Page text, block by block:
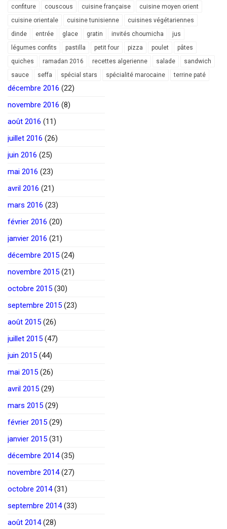
confiture couscous cuisine française
cuisine moyen orient
cuisine orientale
cuisine tunisienne
cuisines végétariennes
dinde
entrée glace gratin invités choumicha
jus
légumes confits
pastilla petit four pizza poulet
pâtes
quiches
ramadan 2016 recettes algerienne salade
sandwich
sauce
seffa spécial stars spécialité marocaine terrine paté
décembre 2016 (22)
novembre 2016 (8)
août 2016 (11)
juillet 2016 (26)
juin 2016 (25)
mai 2016 (23)
avril 2016 (21)
mars 2016 (23)
février 2016 (20)
janvier 2016 (21)
décembre 2015 (24)
novembre 2015 (21)
octobre 2015 (30)
septembre 2015 (23)
août 2015 (26)
juillet 2015 (47)
juin 2015 (44)
mai 2015 (26)
avril 2015 (29)
mars 2015 (29)
février 2015 (29)
janvier 2015 (31)
décembre 2014(35)
novembre 2014(27)
octobre 2014(31)
septembre 2014(33)
août 2014(28)